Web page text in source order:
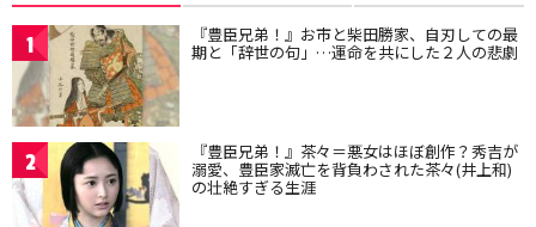
1 『豊臣兄弟！』お市と柴田勝家、自刃しての最
期と「辞世の句」…運命を共にした２人の悲劇
2 『豊臣兄弟！』茶々＝悪女はほぼ創作？秀吉が
溺愛、豊臣家滅亡を背負わされた茶々(井上和)
の壮絶すぎる生涯